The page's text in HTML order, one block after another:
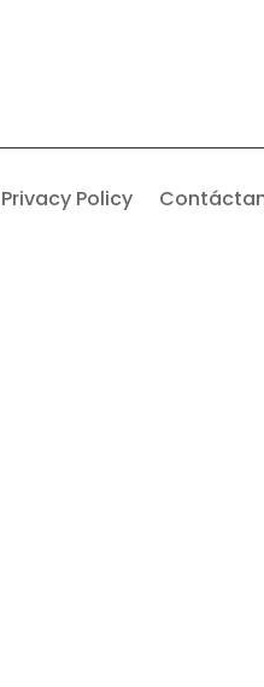
Privacy Policy